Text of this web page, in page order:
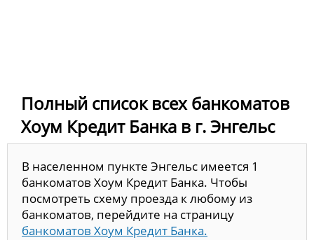
Полный список всех банкоматов
Хоум Кредит Банка в г. Энгельс
В населенном пункте Энгельс имеется 1
банкоматов Хоум Кредит Банка. Чтобы
посмотреть схему проезда к любому из
банкоматов, перейдите на страницу
банкоматов Хоум Кредит Банка.